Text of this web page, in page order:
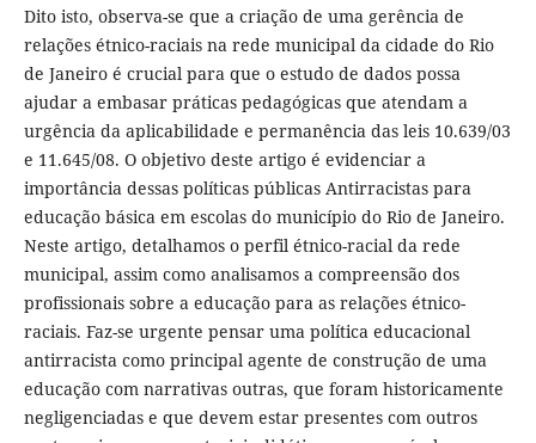
Dito isto, observa-se que a criação de uma gerência de
relações étnico-raciais na rede municipal da cidade do Rio
de Janeiro é crucial para que o estudo de dados possa
ajudar a embasar práticas pedagógicas que atendam a
urgência da aplicabilidade e permanência das leis 10.639/03
e 11.645/08. O objetivo deste artigo é evidenciar a
importância dessas políticas públicas Antirracistas para
educação básica em escolas do município do Rio de Janeiro.
Neste artigo, detalhamos o perfil étnico-racial da rede
municipal, assim como analisamos a compreensão dos
profissionais sobre a educação para as relações étnico-
raciais. Faz-se urgente pensar uma política educacional
antirracista como principal agente de construção de uma
educação com narrativas outras, que foram historicamente
negligenciadas e que devem estar presentes com outros